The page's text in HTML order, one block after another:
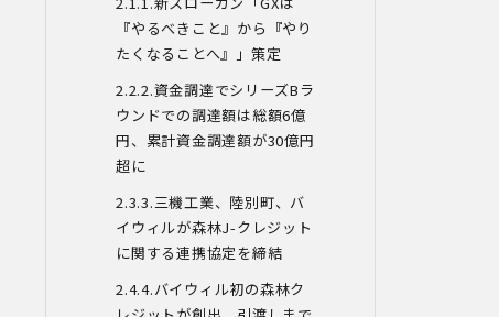
利用目的
・各種お問い合わせに対応するため
・お問い合わせ対応の品質向上及びお問
い合わせ内容等の正確な把握のため
・取得した情報を解析又は分析して、当
価値売買」「脱炭素コンサルティング」
「ブランドコンサルティング」の改善・
開発を行うため
・統計資料の作成のため
4.第三者への提供
当社は、イベントやセミナーにて取得し
た個人情報につき、以下の内容に従って
『やるべきこと』から『やり
たくなることへ』」策定
2.資金調達でシリーズBラ
ウンドでの調達額は総額6億
円、累計資金調達額が30億円
超に
3.三機工業、陸別町、バ
イウィルが森林J-クレジット
に関する連携協定を締結
4.バイウィル初の森林ク